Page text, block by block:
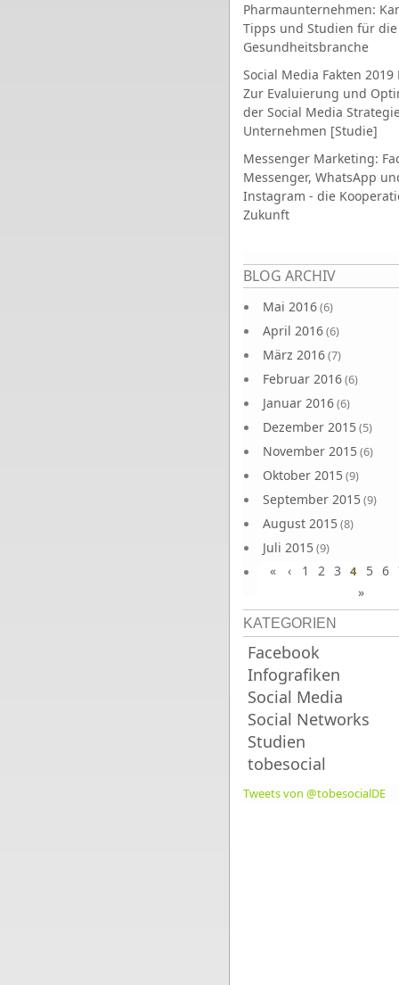
Pharmaunternehmen:
Tipps und Studien für die
Gesundheitsbranche
Social Media Fakten 2019
Zur Evaluierung und
der Social Media
Unternehmen [Studie]
Messenger Marketing:
Messenger, WhatsApp
Instagram - die
Zukunft
BLOG ARCHIV
Mai 2016(6)
April 2016(6)
März 2016(7)
Februar 2016(6)
Januar 2016(6)
Dezember 2015(5)
November 2015(6)
Oktober 2015(9)
September 2015(9)
August 2015(8)
Juli 2015(9)
Juni 2015(9)
Seiten
« ‹ 1 2 3 4 5 6
»
KATEGORIEN
Facebook
Infografiken
Social Media
Social Networks
Studien
tobesocial
Tweets von @tobesocialDE